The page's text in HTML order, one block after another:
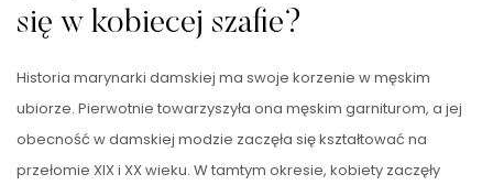
się w kobiecej szafie?
Historia marynarki damskiej ma swoje korzenie w męskim
ubiorze. Pierwotnie towarzyszyła ona męskim garniturom, a jej
obecność w damskiej modzie zaczęła się kształtować na
przełomie XIX i XX wieku. W tamtym okresie, kobiety zaczęły